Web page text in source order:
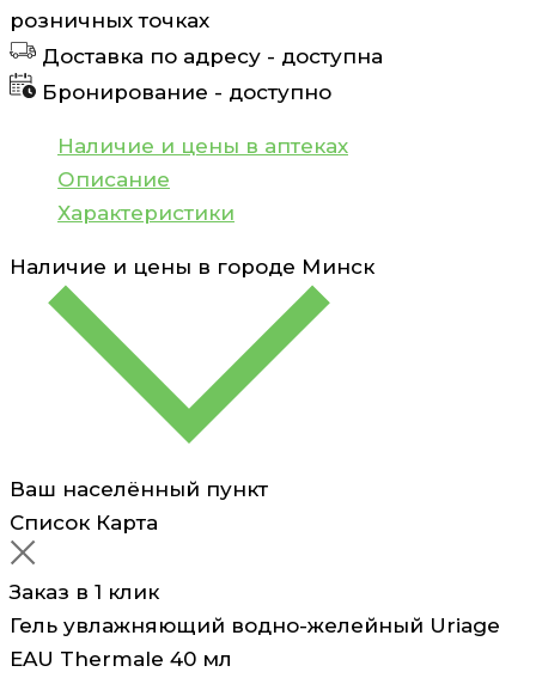
водно-
желейный
Uriage
Thermale
розничных точках
Доставка по адресу - доступна
Бронирование - доступно
Наличие и цены в аптеках
Описание
Характеристики
Наличие и цены в городе Минск
Ваш населённый пункт
Список Карта
Заказ в 1 клик
Гель увлажняющий водно-желейный Uriage
EAU Thermale 40 мл